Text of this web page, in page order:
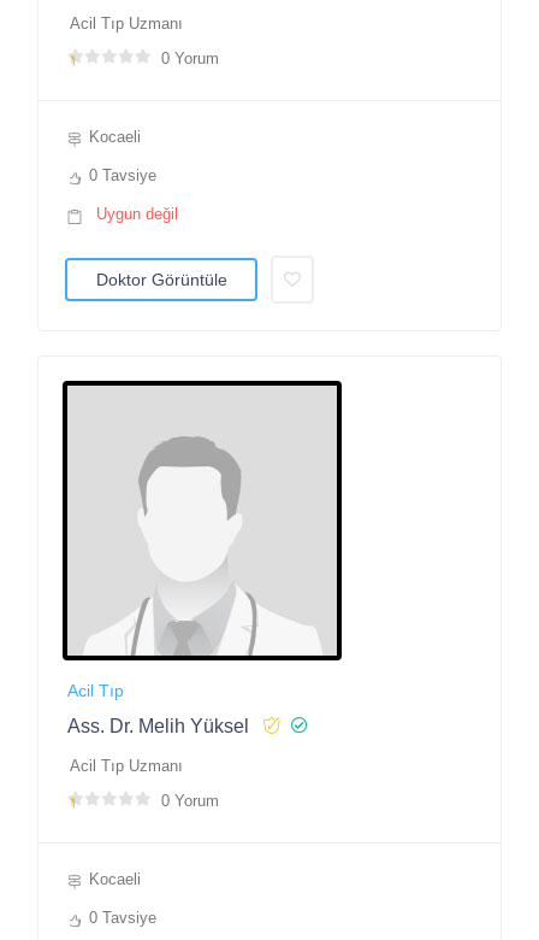
Acil Tıp Uzmanı
0 Yorum
Kocaeli
0 Tavsiye
Uygun değil
Doktor Görüntüle
Acil Tıp
Ass. Dr. Melih Yüksel
Acil Tıp Uzmanı
0 Yorum
Kocaeli
0 Tavsiye